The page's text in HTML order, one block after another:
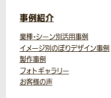
事例紹介
業種・シーン別活用事例
イメージ別のぼりデザイン事例
製作事例
フォトギャラリー
お客様の声